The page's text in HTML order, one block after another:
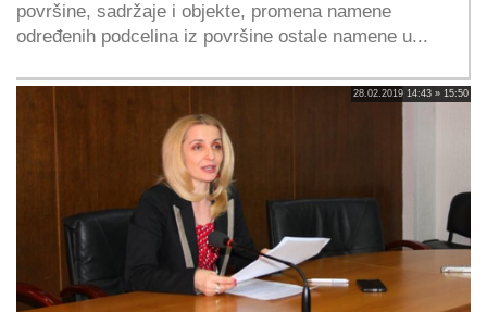
površine, sadržaje i objekte, promena namene
određenih podcelina iz površine ostale namene u...
28.02.2019 14:43 » 15:50